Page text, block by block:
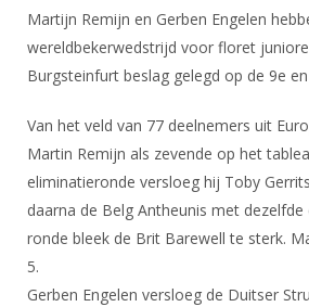
Forums
Maandelijks archief
Gebruiksvoorwaarden
Handleiding
Historie
Reglementen
Ledencijfers
Sponsors en Partners
Organisatie
Bestuur
Ereleden
Recreatiesport
Veteranen
Lichtzwaardschermen
Wedstrijdsport
Ranglijsten
Inschrijven
Nieuws
Oranje
DBT
FBT
SBT
Voor de jeugd
Spreekbeurtpakket
Ouders en vereniging
Jeugdkampen
Brassardsysteem
Nieuws
Forums
Forums
Schermforum
Zoek Vereniging
Contact
NK organiseren
Martijn Remijn en Gerben Engelen
wereldbekerwedstrijd voor floret
Burgsteinfurt beslag gelegd op de 9e
Van het veld van 77 deelnemers uit
Martin Remijn als zevende op het
eliminatieronde versloeg hij Toby
daarna de Belg Antheunis met dezelfde
ronde bleek de Brit Barewell te sterk.
5.
Gerben Engelen versloeg de Duitser